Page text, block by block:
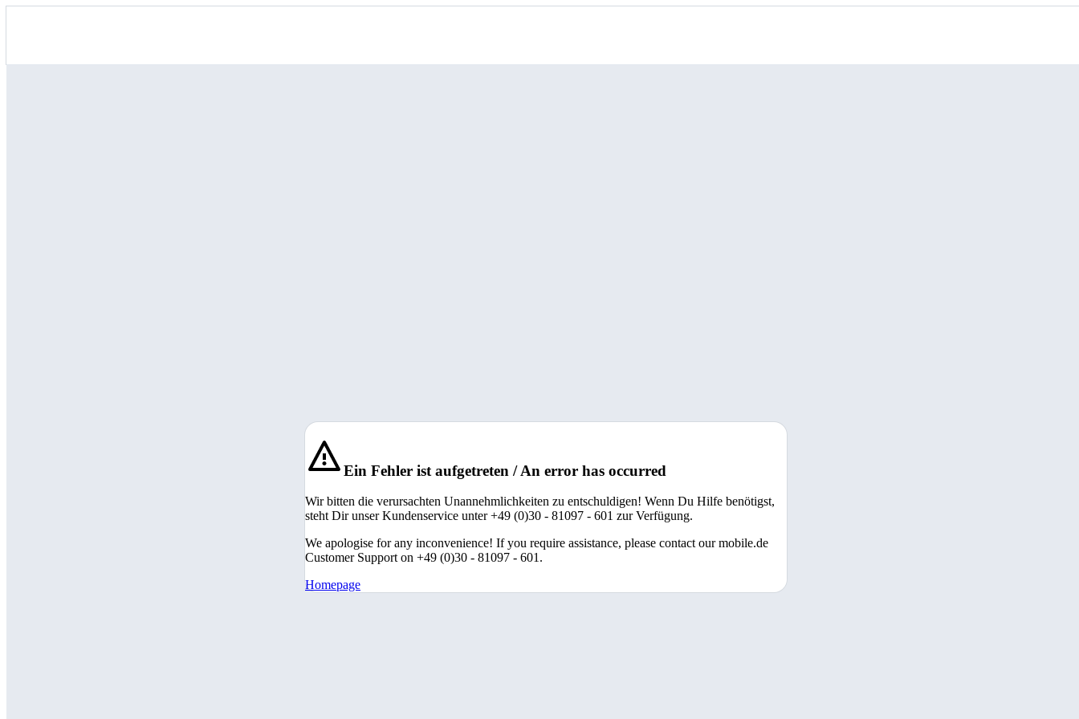
Ein Fehler ist aufgetreten / An error has occurred
Wir bitten die verursachten Unannehmlichkeiten zu entschuldigen! Wenn Du Hilfe benötigst,
steht Dir unser Kundenservice unter +49 (0)30 - 81097 - 601 zur Verfügung.
We apologise for any inconvenience! If you require assistance, please contact our mobile.de
Customer Support on +49 (0)30 - 81097 - 601.
Homepage